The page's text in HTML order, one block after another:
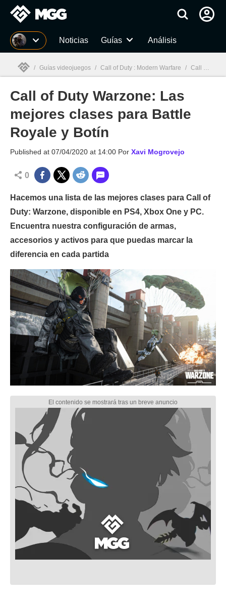
MGG Noticias Guías Análisis
MGG
/ Guías videojuegos / Call of Duty : Modern Warfare / Call of Duty Warzone: Las mejores clases para Battle Royale y Botín
Call of Duty Warzone: Las
mejores clases para Battle
Royale y Botín
Published at 07/04/2020 at 14:00 Por Xavi Mogrovejo
0
Hacemos una lista de las mejores clases para Call of
Duty: Warzone, disponible en PS4, Xbox One y PC.
Encuentra nuestra configuración de armas,
accesorios y activos para que puedas marcar la
diferencia en cada partida